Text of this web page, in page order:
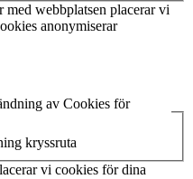
med webbplatsen placerar vi
anonymiserar
av Cookies för
kryssruta
vi cookies för dina